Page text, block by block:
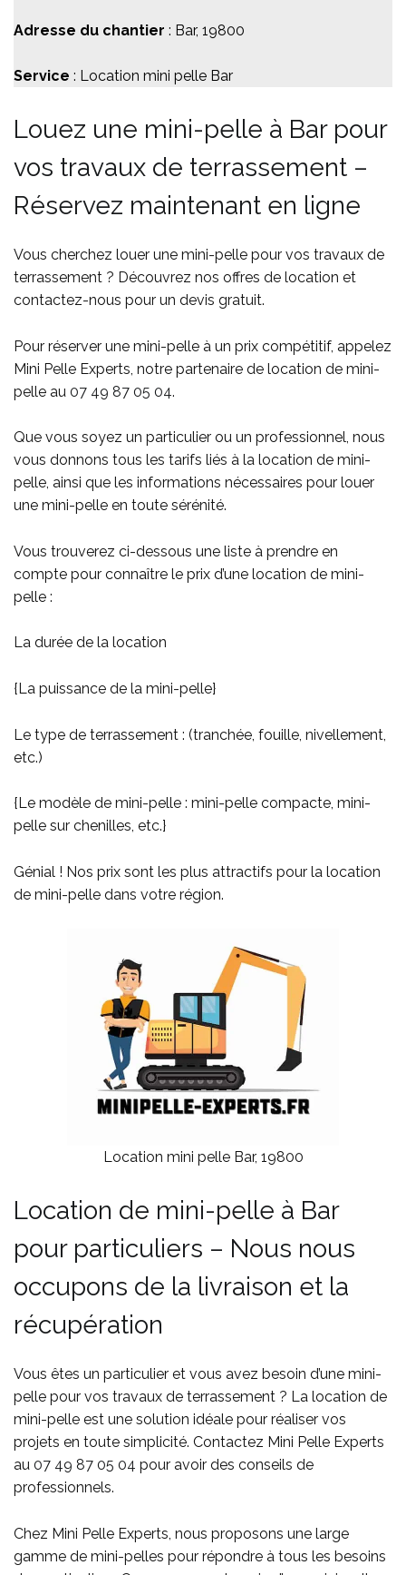
Adresse du chantier : Bar, 19800
Service : Location mini pelle Bar
Louez une mini-pelle à Bar pour
vos travaux de terrassement –
Réservez maintenant en ligne
Vous cherchez louer une mini-pelle pour vos travaux de
terrassement ? Découvrez nos offres de location et
contactez-nous pour un devis gratuit.
Pour réserver une mini-pelle à un prix compétitif, appelez
Mini Pelle Experts, notre partenaire de location de mini-
pelle au 07 49 87 05 04.
Que vous soyez un particulier ou un professionnel, nous
vous donnons tous les tarifs liés à la location de mini-
pelle, ainsi que les informations nécessaires pour louer
une mini-pelle en toute sérénité.
Vous trouverez ci-dessous une liste à prendre en
compte pour connaître le prix d’une location de mini-
pelle :
La durée de la location
{La puissance de la mini-pelle}
Le type de terrassement : (tranchée, fouille, nivellement,
etc.)
{Le modèle de mini-pelle : mini-pelle compacte, mini-
pelle sur chenilles, etc.}
Génial ! Nos prix sont les plus attractifs pour la location
de mini-pelle dans votre région.
Location mini pelle Bar, 19800
Location de mini-pelle à Bar
pour particuliers – Nous nous
occupons de la livraison et la
récupération
Vous êtes un particulier et vous avez besoin d’une mini-
pelle pour vos travaux de terrassement ? La location de
mini-pelle est une solution idéale pour réaliser vos
projets en toute simplicité. Contactez Mini Pelle Experts
au 07 49 87 05 04 pour avoir des conseils de
professionnels.
Chez Mini Pelle Experts, nous proposons une large
gamme de mini-pelles pour répondre à tous les besoins